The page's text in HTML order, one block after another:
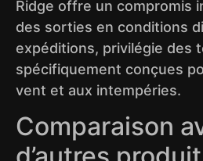
Ridge offre un compromis
des sorties en conditions
expéditions, privilégie des
spécifiquement conçues
vent et aux intempéries.
Comparaison